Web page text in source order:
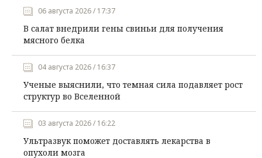
06 августа 2026 / 17:37
В салат внедрили гены свиньи для получения
мясного белка
04 августа 2026 / 16:37
Ученые выяснили, что темная сила подавляет рост
структур во Вселенной
03 августа 2026 / 16:22
Ультразвук поможет доставлять лекарства в
опухоли мозга